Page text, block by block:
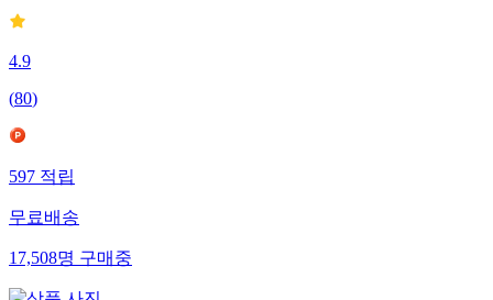
4.9
(80)
597적립
무료배송
17,508명구매중